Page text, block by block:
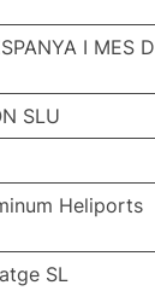
I MES D
SLU
Heliports
SL